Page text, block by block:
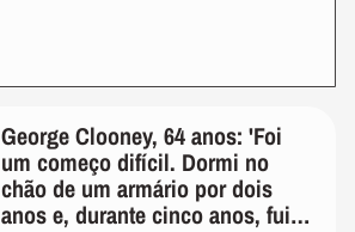
George Clooney, 64 anos: 'Foi
um começo difícil. Dormi no
chão de um armário por dois
anos e, durante cinco anos, fui